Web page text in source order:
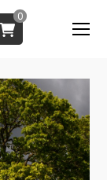
0